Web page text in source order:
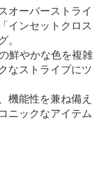
オーバーストライ
インセットクロス
鮮やかな色を複雑
なストライプにツ
機能性を兼ね備え
ニックなアイテム